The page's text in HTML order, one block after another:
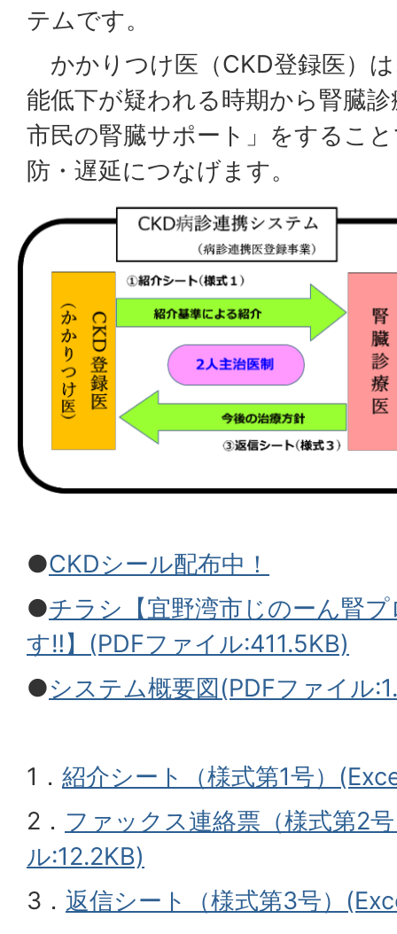
テムです。
かかりつけ医（CKD登録医）
能低下が疑われる時期から腎臓
市民の腎臓サポート」をするこ
防・遅延につなげます。
●CKDシール配布中！
●チラシ【宜野湾市じのーん腎
す‼】(PDFファイル:411.5KB)
●システム概要図(PDFファイル
1． 紹介シート（様式第1号）
2． ファックス連絡票（様式第2
ル:12.2KB)
3． 返信シート（様式第3号）